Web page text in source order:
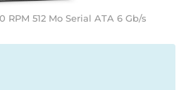
RPM 512 Mo Serial ATA 6 Gb/s